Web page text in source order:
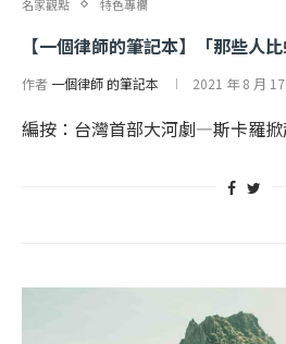
名家觀點 特色專欄
【一個律師的筆記本】「那些人比
作者 一個律師 的筆記本 2021 年 8 月 17
編按：台灣首部大河劇—斯卡羅